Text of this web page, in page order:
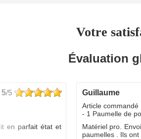
Votre
Évaluation
5/5
en parfait état et
guillaume
Article commandé
- 1 Paumelle de
Matériel pro.
paumelles . Ils ont